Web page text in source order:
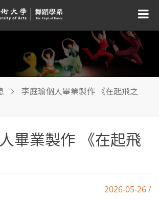
李庭瑜個人畢業製作 《在起飛之
畢業製作 《在起飛
2026-05-26 /